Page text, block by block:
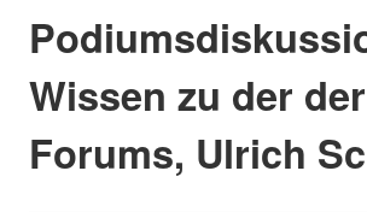
Wissen zu der
Forums, Ulrich